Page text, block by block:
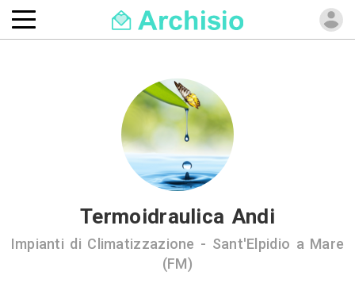
Termoidraulica Andi
Impianti di Climatizzazione - Sant'Elpidio a Mare
(FM)